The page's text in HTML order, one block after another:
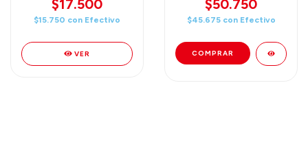
BOOSTER Pack (B23)
ENGLISH
$17.500
$15.750 con Efectivo
VER
(FS07)
$50.750
$45.675 con Efectivo